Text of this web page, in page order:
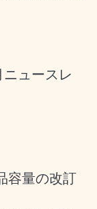
ュースレ
容量の改訂